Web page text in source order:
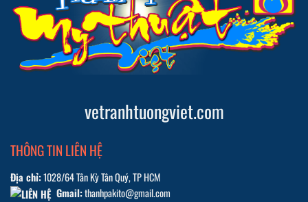
vetranhtuongviet.com
THÔNG TIN LIÊN HỆ
Địa chỉ:1028/64 Tân Kỳ Tân Quý, TP HCM
Gmail:thanhpakito@gmail.com